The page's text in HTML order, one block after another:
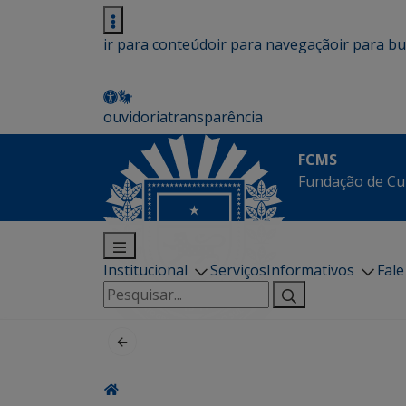
ir para conteúdoir para navegaçãoir para
ouvidoriatransparência
FCMS
Fundação de
Institucional ServiçosInformativos
Pesquisar
por: